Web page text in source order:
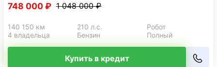
748 000 ₽ 1 048 000 ₽
140 150 км 210 л.с.
Робот
4 владельца
Бензин Полный
Купить в кредит